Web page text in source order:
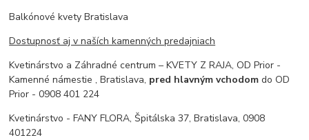
Balkónové kvety Bratislava
Dostupnosť aj v naších kamenných predajniach
Kvetinárstvo a Záhradné centrum – KVETY Z RAJA, OD Prior -
Kamenné námestie , Bratislava, pred hlavným vchodom do OD
Prior - 0908 401 224
Kvetinárstvo - FANY FLORA, Špitálska 37, Bratislava, 0908
401224